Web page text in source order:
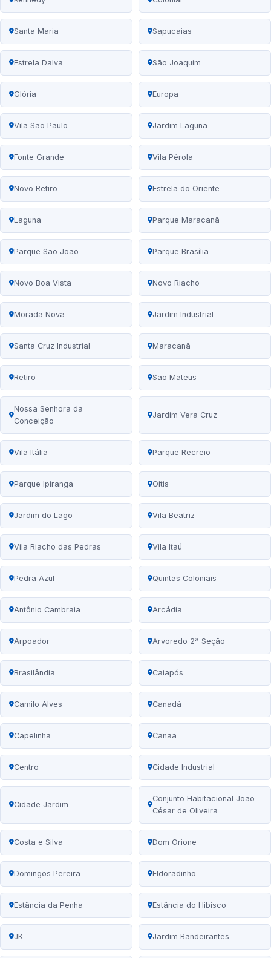
Santa Maria Sapucaias
Estrela Dalva São Joaquim
Glória Europa
Vila São Paulo Jardim Laguna
Fonte Grande Vila Pérola
Novo Retiro Estrela do Oriente
Laguna Parque Maracanã
Parque São João Parque Brasília
Novo Boa Vista Novo Riacho
Morada Nova Jardim Industrial
Santa Cruz Industrial Maracanã
Retiro São Mateus
Nossa Senhora da
Conceição
Jardim Vera Cruz
Vila Itália Parque Recreio
Parque Ipiranga Oitis
Jardim do Lago Vila Beatriz
Vila Riacho das Pedras Vila Itaú
Pedra Azul Quintas Coloniais
Antônio Cambraia Arcádia
Arpoador Arvoredo 2ª Seção
Brasilândia Caiapós
Camilo Alves Canadá
Capelinha Canaã
Centro Cidade Industrial
Cidade Jardim
Conjunto Habitacional João
César de Oliveira
Costa e Silva Dom Orione
Domingos Pereira Eldoradinho
Estância da Penha Estância do Hibisco
JK Jardim Bandeirantes